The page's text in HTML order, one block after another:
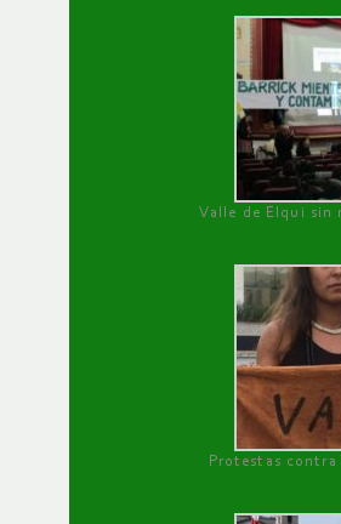
Valle de Elqui sin
Protestas contra